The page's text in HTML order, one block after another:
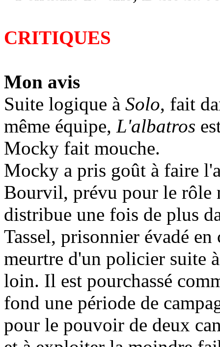
CRITIQUES
Mon avis
Suite logique à Solo, fait
même équipe, L'albatros
Mocky fait mouche.
Mocky a pris goût à faire
Bourvil, prévu pour le rôle
distribue une fois de plus
Tassel, prisonnier évadé
meurtre d'un policier suite
loin. Il est pourchassé
fond une période de
pour le pouvoir de deux